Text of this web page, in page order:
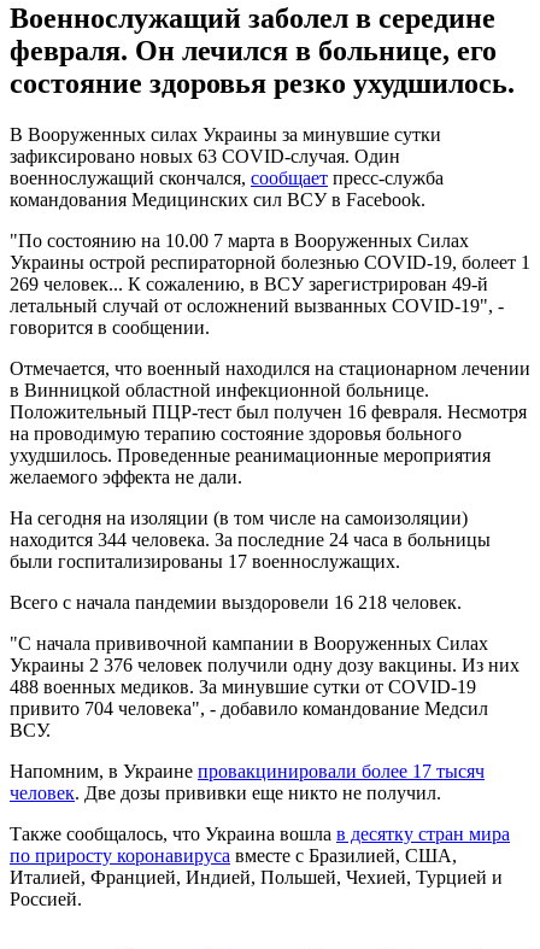
Военнослужащий заболел в середине
февраля. Он лечился в больнице, его
состояние здоровья резко ухудшилось.
В Вооруженных силах Украины за минувшие сутки
зафиксировано новых 63 COVID-случая. Один
военнослужащий скончался, сообщает пресс-служба
командования Медицинских сил ВСУ в Facebook.
"По состоянию на 10.00 7 марта в Вооруженных Силах
Украины острой респираторной болезнью COVID-19, болеет 1
269 человек... К сожалению, в ВСУ зарегистрирован 49-й
летальный случай от осложнений вызванных COVID-19", -
говорится в сообщении.
Отмечается, что военный находился на стационарном лечении
в Винницкой областной инфекционной больнице.
Положительный ПЦР-тест был получен 16 февраля. Несмотря
на проводимую терапию состояние здоровья больного
ухудшилось. Проведенные реанимационные мероприятия
желаемого эффекта не дали.
На сегодня на изоляции (в том числе на самоизоляции)
находится 344 человека. За последние 24 часа в больницы
были госпитализированы 17 военнослужащих.
Всего с начала пандемии выздоровели 16 218 человек.
"С начала прививочной кампании в Вооруженных Силах
Украины 2 376 человек получили одну дозу вакцины. Из них
488 военных медиков. За минувшие сутки от COVID-19
привито 704 человека", - добавило командование Медсил
ВСУ.
Напомним, в Украине провакцинировали более 17 тысяч
человек. Две дозы прививки еще никто не получил.
Также сообщалось, что Украина вошла в десятку стран мира
по приросту коронавируса вместе с Бразилией, США,
Италией, Францией, Индией, Польшей, Чехией, Турцией и
Россией.